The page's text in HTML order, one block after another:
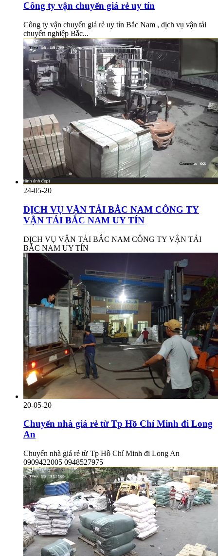
Công ty vận chuyển giá rẻ uy tín
Công ty vận chuyển giá rẻ uy tín Bắc Nam , dịch vụ vận tải
chuyển nghiệp Bắc...
24-05-20
DỊCH VỤ VẬN TẢI BẮC NAM CÔNG TY
VẬN TẢI BẮC NAM UY TÍN
DỊCH VỤ VẬN TẢI BẮC NAM CÔNG TY VẬN TẢI
BẮC NAM UY TÍN
20-05-20
Chuyển nhà giá rẻ từ Tp Hồ Chí Minh đi Long
An
Chuyển nhà giá rẻ từ Tp Hồ Chí Minh đi Long An
0909422005 0948527975